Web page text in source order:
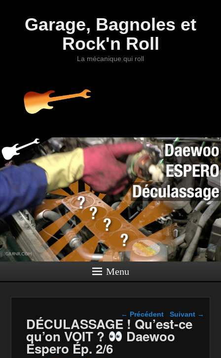
Garage, Bagnoles et
Rock'n Roll
La mécanique qui roll
Menu
Navigation dans les
articles
← Précédent Suivant →
DÉCULASSAGE ! Qu’est-ce
qu’on VOIT ? Daewoo
Espero Ép. 2/6